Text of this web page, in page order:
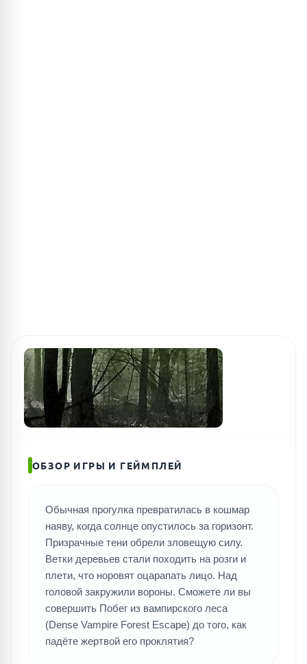
ПОИСК ИГР
ОБЗОР ИГРЫ И ГЕЙМПЛЕЙ
Обычная прогулка превратилась в кошмар
наяву, когда солнце опустилось за горизонт.
Призрачные тени обрели зловещую силу.
Ветки деревьев стали походить на розги и
плети, что норовят оцарапать лицо. Над
головой закружили вороны. Сможете ли вы
совершить Побег из вампирского леса
(Dense Vampire Forest Escape) до того, как
падёте жертвой его проклятия?